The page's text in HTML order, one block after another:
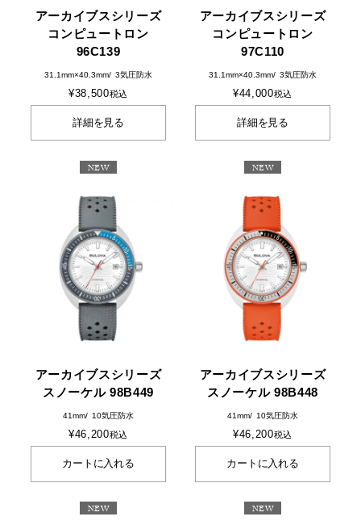
アーカイブスシリーズ
コンピュートロン
96C139
31.1mm×40.3mm 3気圧防水
¥38,500税込
詳細を見る
アーカイブスシリーズ
コンピュートロン
97C110
31.1mm×40.3mm 3気圧防水
¥44,000税込
詳細を見る
アーカイブスシリーズ
スノーケル 98B449
41mm 10気圧防水
¥46,200税込
NEW
カートに入れる
アーカイブスシリーズ
スノーケル 98B448
41mm 10気圧防水
¥46,200税込
NEW
カートに入れる
NEW NEW